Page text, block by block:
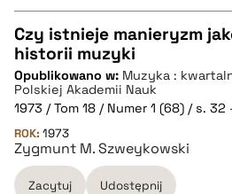
CZYSTY TEKST
pobierz cytat
BIBTEX
Czy istnieje manieryzm
historii muzyki
Opublikowano w: Muzyka :
Polskiej Akademii Nauk
1973 / Tom 18 / Numer 1 (68) / s. 32
ROK: 1973
Zygmunt M. Szweykowski
Zacytuj Udostępnij